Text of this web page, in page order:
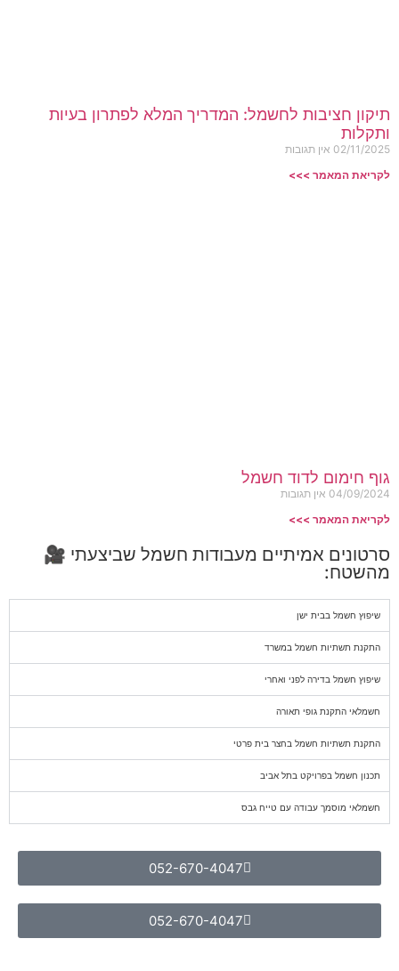
תיקון חציבות לחשמל: המדריך המלא לפתרון בעיות
ותקלות
02/11/2025 אין תגובות
לקריאת המאמר >>>
גוף חימום לדוד חשמל
04/09/2024 אין תגובות
לקריאת המאמר >>>
סרטונים אמיתיים מעבודות חשמל שביצעתי 🎥
מהשטח:
שיפוץ חשמל בבית ישן
התקנת תשתיות חשמל במשרד
שיפוץ חשמל בדירה לפני ואחרי
חשמלאי התקנת גופי תאורה
התקנת תשתיות חשמל בחצר בית פרטי
תכנון חשמל בפרויקט בתל אביב
חשמלאי מוסמך עבודה עם טייח גבס
052-670-4047
052-670-4047